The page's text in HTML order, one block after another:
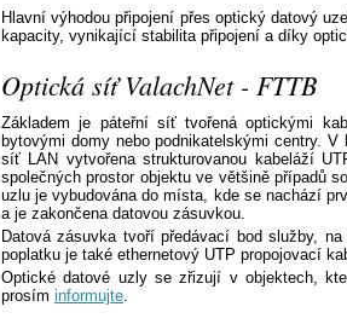
Hlavní výhodou připojení přes optický datový
kapacity, vynikající stabilita připojení a díky
Optická síť ValachNet - FTTB
Základem je páteřní síť tvořená optickými
bytovými domy nebo podnikatelskými centry.
síť LAN vytvořena strukturovanou kabeláží
společných prostor objektu ve většině případů
uzlu je vybudována do místa, kde se nachází
a je zakončena datovou zásuvkou.
Datová zásuvka tvoří předávací bod služby,
poplatku je také ethernetový UTP propojovací
Optické datové uzly se zřizují v objektech,
prosím informujte